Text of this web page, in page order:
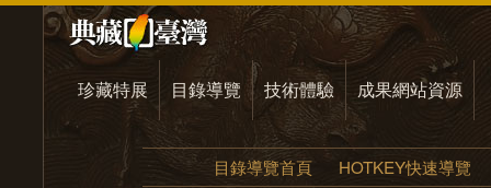
珍藏特展 目錄導覽 技術體驗 成果網站資源
目錄導覽首頁 HOTKEY快速導覽